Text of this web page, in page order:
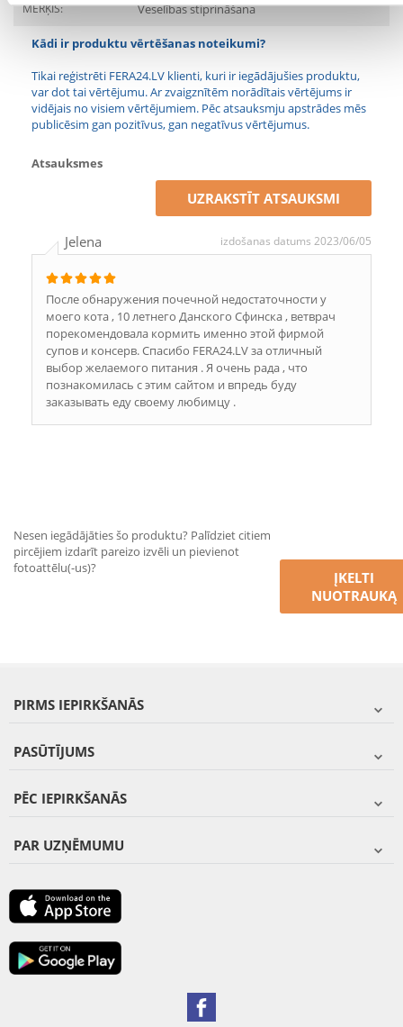
MĒRĶIS: Veselības stiprināšana
Kādi ir produktu vērtēšanas noteikumi?
Tikai reģistrēti FERA24.LV klienti, kuri ir iegādājušies produktu,
var dot tai vērtējumu. Ar zvaigznītēm norādītais vērtējums ir
vidējais no visiem vērtējumiem. Pēc atsauksmju apstrādes mēs
publicēsim gan pozitīvus, gan negatīvus vērtējumus.
Atsauksmes
UZRAKSTĪT ATSAUKSMI
Jelena izdošanas datums 2023/06/05
После обнаружения почечной недостаточности у
моего кота , 10 летнего Данского Сфинска , ветврач
порекомендовала кормить именно этой фирмой
супов и консерв. Спасибо FERA24.LV за отличный
выбор желаемого питания . Я очень рада , что
познакомилась с этим сайтом и впредь буду
заказывать еду своему любимцу .
Nesen iegādājāties šo produktu? Palīdziet citiem
pircējiem izdarīt pareizo izvēli un pievienot
fotoattēlu(-us)?
ĮKELTI
NUOTRAUKĄ
PIRMS IEPIRKŠANĀS
PASŪTĪJUMS
PĒC IEPIRKŠANĀS
PAR UZŅĒMUMU